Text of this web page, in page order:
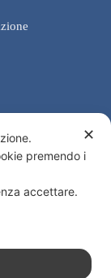
✕
premendo i
accettare.